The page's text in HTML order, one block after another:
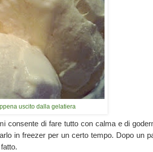
uscito dalla gelatiera
consente di fare tutto con calma e di
in freezer per un certo tempo. Dopo un